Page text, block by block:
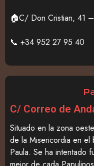
🏠C/ Don Cristian, 41
📞 +34 952 27 95 40
C/ Correo de
Situado en la zona
de la Misericordia en el
Paula. Se ha intentado